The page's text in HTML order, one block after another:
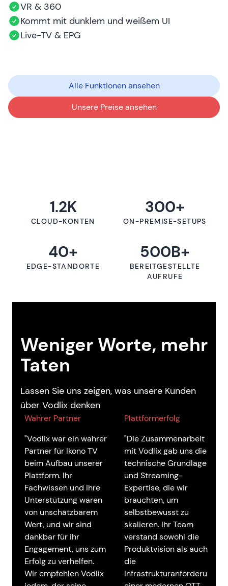
VR & 360
Kommt mit dunklem und weißem UI
Live-TV & EPG
Alle Funktionen ansehen
Unsere Preise ansehen
1.2K
CLOUD-KONTEN
300+
ON-PREMISE-SETUPS
40+
EDGE-STANDORTE
500B+
BEREITGESTELLTE
AUFRUFE
Weniger Worte, mehr
Taten
Lassen Sie uns zeigen, was unsere Kunden
über Vodlix denken
Wahrer Partner
"Vodlix war ein wahrer
Partner für Ikono TV
beim Aufbau unserer
Plattform. Ihr
Fachwissen und ihre
Unterstützung waren
von unschätzbarem
Wert, und wir sind
dankbar für ihr
Engagement, uns zum
Erfolg zu verhelfen.
Wir empfehlen Vodlix
Plattformerfolg
"Die Zusammenarbeit
mit Vodlix gab uns die
technische Grundlage
und Streaming-
Expertise, die wir
brauchten, um
selbstbewusst zu
skalieren. Ihr Team
verstand sowohl die
Produktvision als auch
die
Infrastrukturanforderungen